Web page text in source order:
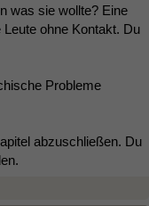
was sie wollte? Eine
ohne Kontakt. Du
Probleme
abzuschließen. Du